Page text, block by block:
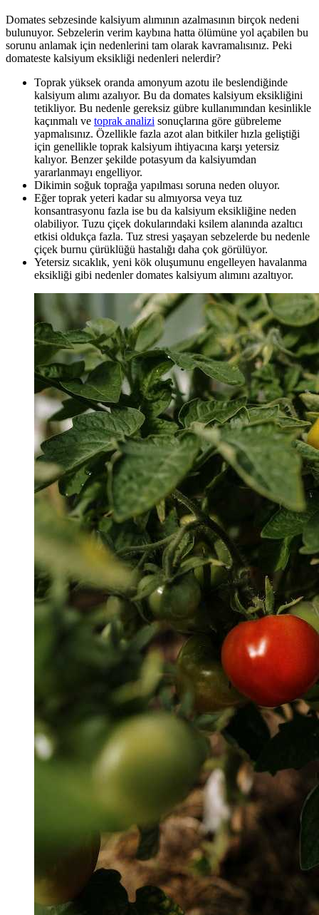
Domates sebzesinde kalsiyum alımının azalmasının birçok nedeni
bulunuyor. Sebzelerin verim kaybına hatta ölümüne yol açabilen bu
sorunu anlamak için nedenlerini tam olarak kavramalısınız. Peki
domateste kalsiyum eksikliği nedenleri nelerdir?
Toprak yüksek oranda amonyum azotu ile beslendiğinde
kalsiyum alımı azalıyor. Bu da domates kalsiyum eksikliğini
tetikliyor. Bu nedenle gereksiz gübre kullanımından kesinlikle
kaçınmalı ve toprak analizi sonuçlarına göre gübreleme
yapmalısınız. Özellikle fazla azot alan bitkiler hızla geliştiği
için genellikle toprak kalsiyum ihtiyacına karşı yetersiz
kalıyor. Benzer şekilde potasyum da kalsiyumdan
yararlanmayı engelliyor.
Dikimin soğuk toprağa yapılması soruna neden oluyor.
Eğer toprak yeteri kadar su almıyorsa veya tuz
konsantrasyonu fazla ise bu da kalsiyum eksikliğine neden
olabiliyor. Tuzu çiçek dokularındaki ksilem alanında azaltıcı
etkisi oldukça fazla. Tuz stresi yaşayan sebzelerde bu nedenle
çiçek burnu çürüklüğü hastalığı daha çok görülüyor.
Yetersiz sıcaklık, yeni kök oluşumunu engelleyen havalanma
eksikliği gibi nedenler domates kalsiyum alımını azaltıyor.